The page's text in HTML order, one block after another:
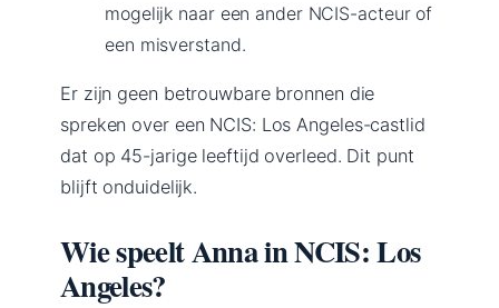
mogelijk naar een ander NCIS-acteur of
een misverstand.
Er zijn geen betrouwbare bronnen die
spreken over een NCIS: Los Angeles-castlid
dat op 45-jarige leeftijd overleed. Dit punt
blijft onduidelijk.
Wie speelt Anna in NCIS: Los
Angeles?